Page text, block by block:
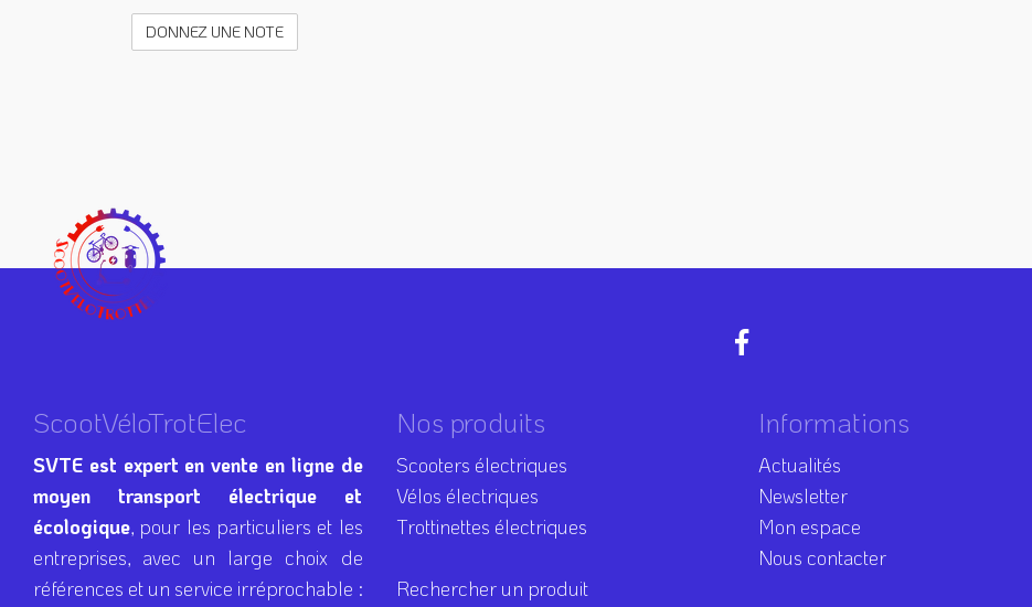
DONNEZ UNE NOTE
ScootVéloTrotElec
SVTE est expert en vente en ligne de
moyen transport électrique et
écologique, pour les particuliers et les
entreprises, avec un large choix de
références et un service irréprochable :
Nos produits
Scooters électriques
Vélos électriques
Trottinettes électriques
Rechercher un produit
Informations
Actualités
Newsletter
Mon espace
Nous contacter